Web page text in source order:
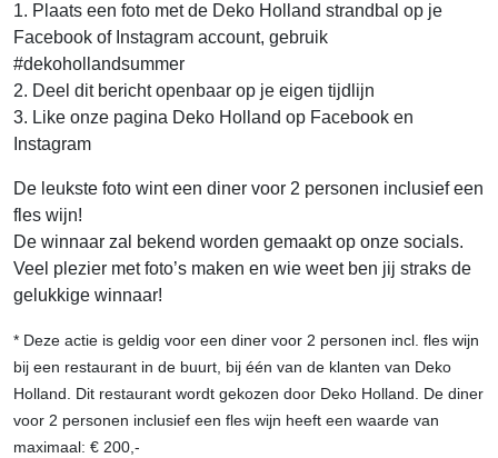
1. Plaats een foto met de Deko Holland strandbal op je
Facebook of Instagram account, gebruik
#dekohollandsummer
2. Deel dit bericht openbaar op je eigen tijdlijn
3. Like onze pagina Deko Holland op Facebook en
Instagram
De leukste foto wint een diner voor 2 personen inclusief een
fles wijn!
De winnaar zal bekend worden gemaakt op onze socials.
Veel plezier met foto’s maken en wie weet ben jij straks de
gelukkige winnaar!
* Deze actie is geldig voor een diner voor 2 personen incl. fles wijn
bij een restaurant in de buurt, bij één van de klanten van Deko
Holland. Dit restaurant wordt gekozen door Deko Holland. De diner
voor 2 personen inclusief een fles wijn heeft een waarde van
maximaal: € 200,-